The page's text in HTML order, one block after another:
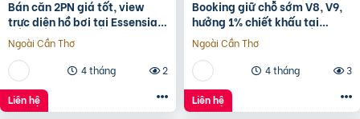
Bán căn 2PN giá tốt, view
trực diện hồ bơi tại Essensia
Sky với giá chỉ 5,6 tỷ
Ngoài Cần Thơ
4 tháng
2
Liên hệ
Booking giữ chỗ sớm V8, V9,
hưởng 1% chiết khấu tại
Sunshine Sky City để đón đầu
hạ tầng phát triển
Ngoài Cần Thơ
4 tháng
3
Liên hệ